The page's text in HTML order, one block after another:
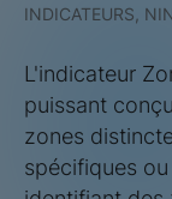
INDICATEURS,
L'indicateur
puissant
zones
spécifiques